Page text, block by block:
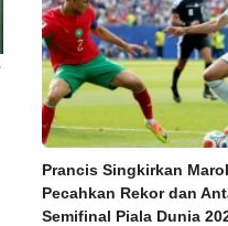
Prancis Singkirkan
Pecahkan Rekor dan
Semifinal Piala Dunia